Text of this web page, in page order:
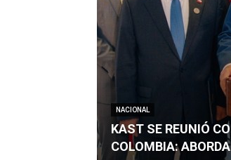
NACIONAL
KAST SE REUNIÓ
COLOMBIA: